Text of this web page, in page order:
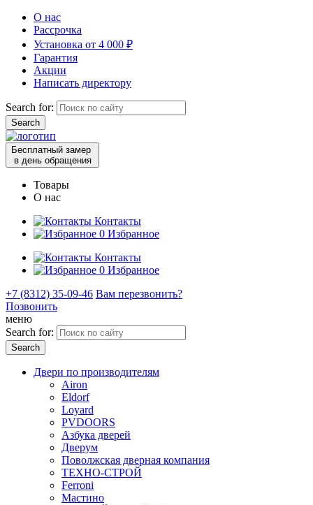
О нас
Рассрочка
Установка от 4 000 ₽
Гарантия
Акции
Написать директору
Search for:
Бесплатный замер
в день обращения
Товары
О нас
Контакты
0 Избранное
Контакты
0 Избранное
+7 (8312) 35-09-46 Вам перезвонить?
Позвонить
меню
Search for:
Двери по производителям
Airon
Eldorf
Loyard
PVDOORS
Азбука дверей
Дверум
Поволжская дверная компания
ТЕХНО-СТРОЙ
Ferroni
Мастино